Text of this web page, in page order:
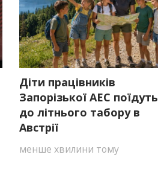
Діти працівників
Запорізької АЕС поїдуть
до літнього табору в
Австрії
менше хвилини тому